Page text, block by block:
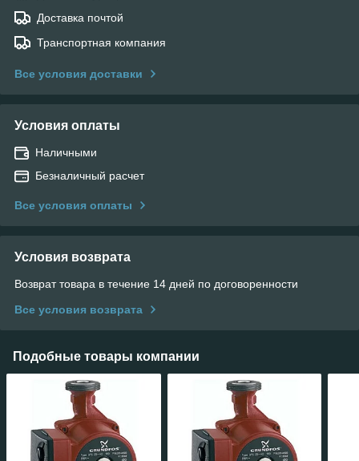
Доставка почтой
Транспортная компания
Все условия доставки
Условия оплаты
Наличными
Безналичный расчет
Все условия оплаты
Условия возврата
Возврат товара в течение 14 дней по договоренности
Все условия возврата
Подобные товары компании